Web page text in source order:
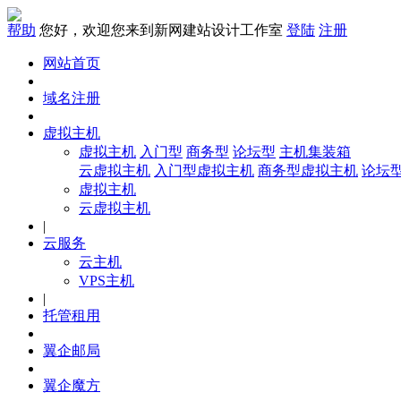
帮助 您好，欢迎您来到新网建站设计工作室 登陆 注册
网站首页
域名注册
虚拟主机
虚拟主机 入门型 商务型 论坛型 主机集装箱
云虚拟主机 入门型虚拟主机 商务型虚拟主机 论坛
虚拟主机
云虚拟主机
|
云服务
云主机
VPS主机
|
托管租用
翼企邮局
翼企魔方